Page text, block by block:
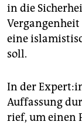
in die
Vergangenheit
eine
soll.
In der
Auffassung
rief, um einen